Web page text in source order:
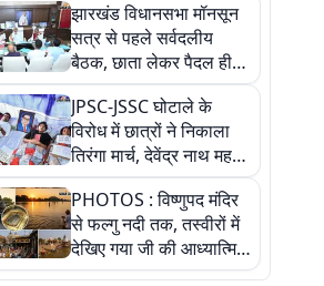
महेंद्रनाथ मंदिर और घंटाघर
की गाथा
झारखंड विधानसभा मॉनसून
सत्र से पहले सर्वदलीय
बैठक, छाता लेकर पैदल ही
सत्ता पक्ष की मीटिंग में पहुंचे
सीएम, देखें तस्वीरें
JPSC-JSSC घोटाले के
विरोध में छात्रों ने निकाला
तिरंगा मार्च, देवेंद्र नाथ महतो
ने किया जल ग्रहण, देखें
तस्वीरें
PHOTOS : विष्णुपद मंदिर
से फल्गु नदी तक, तस्वीरों में
देखिए गया जी की आध्यात्मिक
पहचान